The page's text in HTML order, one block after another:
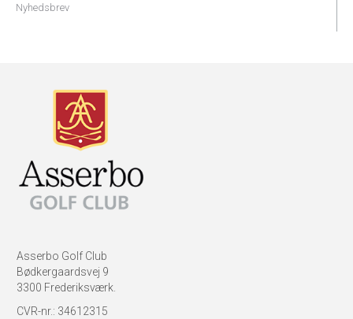
Nyhedsbrev
Asserbo Golf Club
Bødkergaardsvej 9
3300 Frederiksværk.
CVR-nr.: 34612315